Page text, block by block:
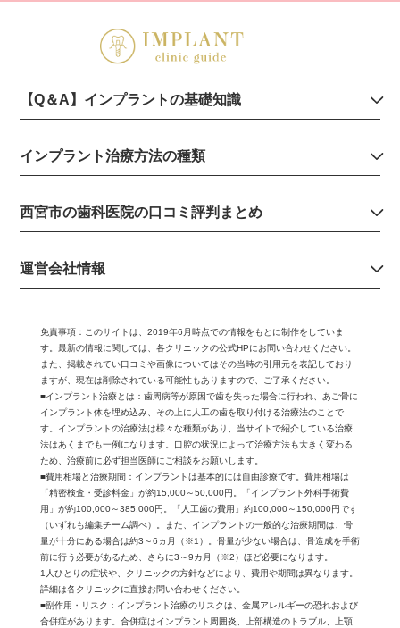
【Q＆A】インプラントの基礎知識
インプラント治療方法の種類
西宮市の歯科医院の口コミ評判まとめ
運営会社情報
免責事項： このサイトは、2019年6月時点での情報をもとに制作をしていま
す。最新の情報に関しては、各クリニックの公式HPにお問い合わせください。
また、掲載されてい口コミや画像についてはその当時の引用元を表記しており
ますが、現在は削除されている可能性もありますので、ご了承ください。
■インプラント治療とは：歯周病等が原因で歯を失った場合に行われ、あご骨に
インプラント体を埋め込み、その上に人工の歯を取り付ける治療法のことで
す。インプラントの治療法は様々な種類があり、当サイトで紹介している治療
法はあくまでも一例になります。口腔の状況によって治療方法も大きく変わる
ため、治療前に必ず担当医師にご相談をお願いします。
■費用相場と治療期間：インプラントは基本的には自由診療です。費用相場は
「精密検査・受診料金」が約15,000～50,000円。「インプラント外科手術費
用」が約100,000～385,000円。「人工歯の費用」約100,000～150,000円です
（いずれも編集チーム調べ）。また、インプラントの一般的な治療期間は、骨
量が十分にある場合は約3～6ヵ月（※1）。骨量が少ない場合は、骨造成を手術
前に行う必要があるため、さらに3～9カ月（※2）ほど必要になります。
1人ひとりの症状や、クリニックの方針などにより、費用や期間は異なります。
詳細は各クリニックに直接お問い合わせください。
■副作用・リスク：インプラント治療のリスクは、金属アレルギーの恐れおよび
合併症があります。合併症はインプラント周囲炎、上部構造のトラブル、上顎